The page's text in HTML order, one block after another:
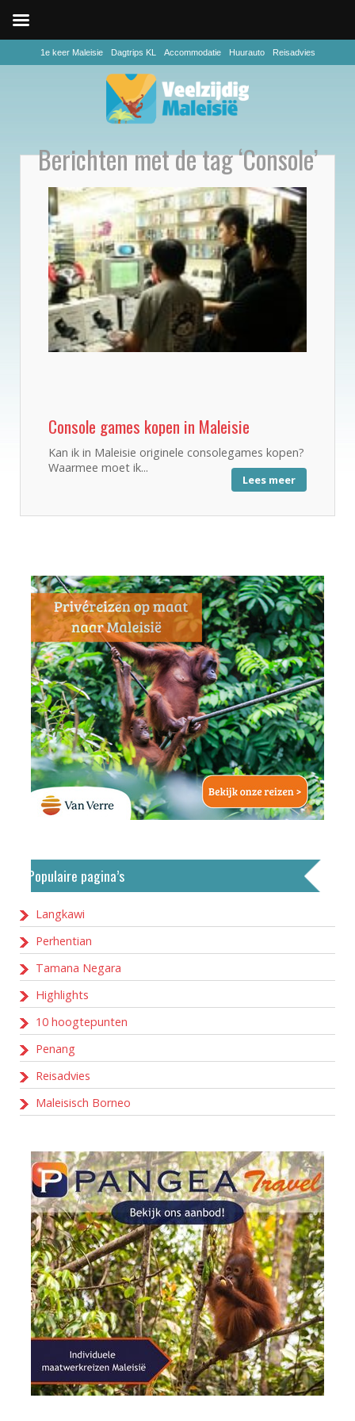
1e keer Maleisie Dagtrips KL Accommodatie Huurauto Reisadvies
Berichten met de tag ‘Console’
Console games kopen in Maleisie
Kan ik in Maleisie originele consolegames kopen?
Waarmee moet ik...
Lees meer
Populaire pagina’s
Langkawi
Perhentian
Tamana Negara
Highlights
10 hoogtepunten
Penang
Reisadvies
Maleisisch Borneo